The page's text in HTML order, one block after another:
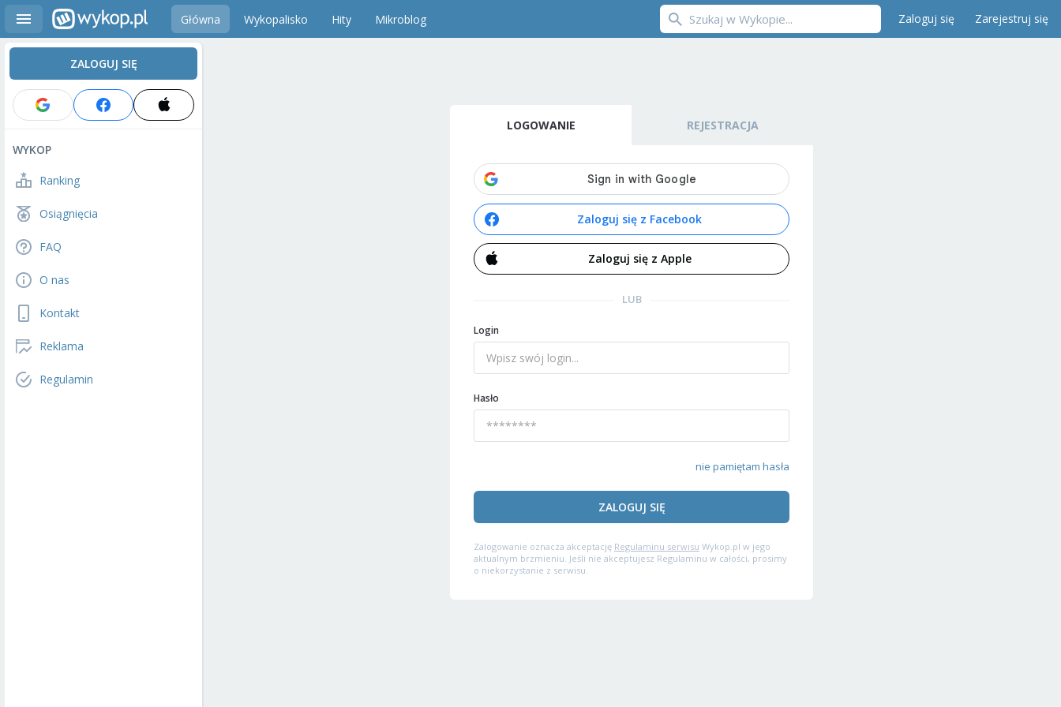
Główna Wykopalisko Hity Mikroblog Zaloguj się Zarejestruj się
ZALOGUJ SIĘ
WYKOP
Ranking
Osiągnięcia
FAQ
O nas
Kontakt
Reklama
Regulamin
LOGOWANIE REJESTRACJA
Zaloguj się z Facebook
Zaloguj się z Apple
LUB
Login
Hasło
nie pamiętam hasła
ZALOGUJ SIĘ
Zalogowanie oznacza akceptację Regulaminu serwisu Wykop.pl w jego
aktualnym brzmieniu. Jeśli nie akceptujesz Regulaminu w całości, prosimy
o niekorzystanie z serwisu.